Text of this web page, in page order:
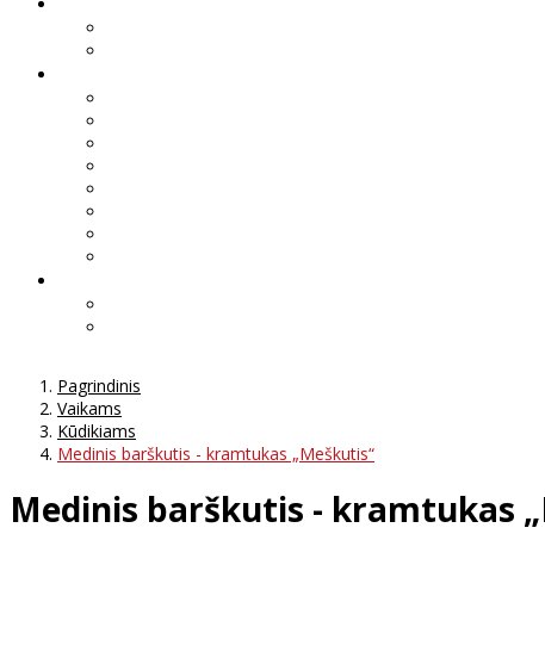
Pagrindinis
Vaikams
Kūdikiams
Medinis barškutis - kramtukas „Meškutis“
Medinis barškutis - kramtukas